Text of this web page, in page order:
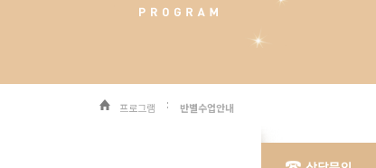
프로그램 반별수업안내